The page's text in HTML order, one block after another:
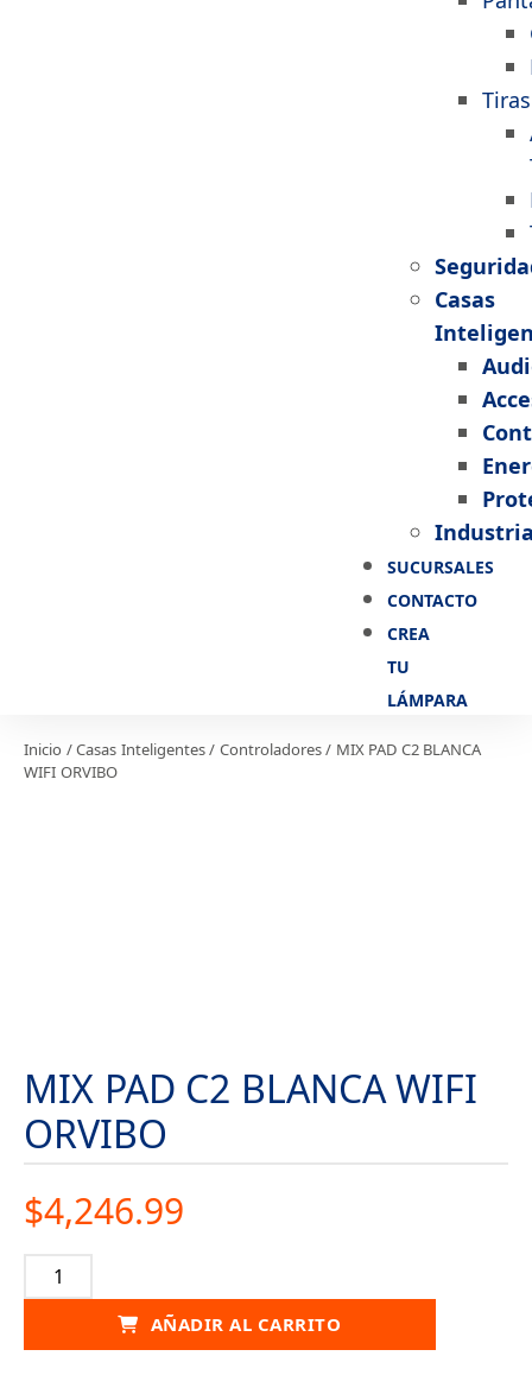
Tiras
Casas
SUCURSALES
CONTACTO
CREA
TU
LÁMPARA
Inicio /Casas Inteligentes/ Controladores/ MIX PAD C2 BLANCA
WIFI ORVIBO
MIX PAD C2 BLANCA WIFI
ORVIBO
$4,246.99
AÑADIR AL CARRITO